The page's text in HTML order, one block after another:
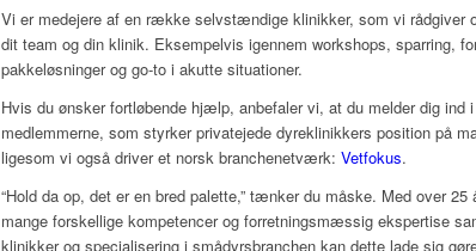
Vi er medejere af en række selvstændige klinikker, som vi rådgiver
dit team og din klinik. Eksempelvis igennem workshops, sparring,
pakkeløsninger og go-to i akutte situationer.
Hvis du ønsker fortløbende hjælp, anbefaler vi, at du melder dig ind i
medlemmerne, som styrker privatejede dyreklinikkers position på
ligesom vi også driver et norsk branchenetværk: Vetfokus.
“Hold da op, det er en bred palette,” tænker du måske. Med over
mange forskellige kompetencer og forretningsmæssig ekspertise
klinikker og specialisering i smådyrsbranchen kan dette lade sig